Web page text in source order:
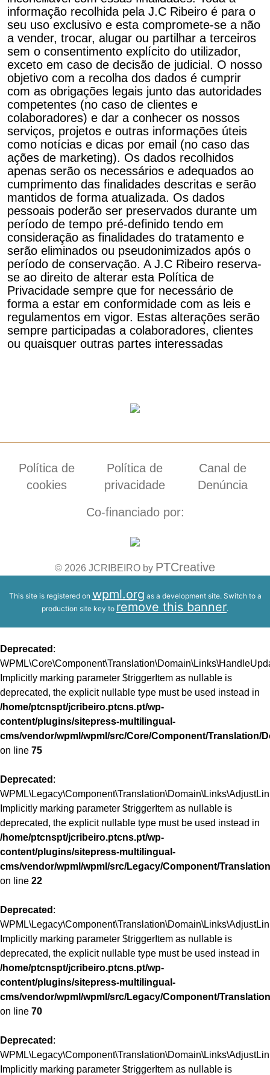
informação recolhida pela J.C Ribeiro é para o
seu uso exclusivo e esta compromete-se a não
a vender, trocar, alugar ou partilhar a terceiros
sem o consentimento explícito do utilizador,
exceto em caso de decisão de judicial. O nosso
objetivo com a recolha dos dados é cumprir
com as obrigações legais junto das autoridades
competentes (no caso de clientes e
colaboradores) e dar a conhecer os nossos
serviços, projetos e outras informações úteis
como notícias e dicas por email (no caso das
ações de marketing). Os dados recolhidos
apenas serão os necessários e adequados ao
cumprimento das finalidades descritas e serão
mantidos de forma atualizada. Os dados
pessoais poderão ser preservados durante um
período de tempo pré-definido tendo em
consideração as finalidades do tratamento e
serão eliminados ou pseudonimizados após o
período de conservação. A J.C Ribeiro reserva-
se ao direito de alterar esta Política de
Privacidade sempre que for necessário de
forma a estar em conformidade com as leis e
regulamentos em vigor. Estas alterações serão
sempre participadas a colaboradores, clientes
ou quaisquer outras partes interessadas
Co-financiado por:
Política de
cookies
Política de
privacidade
Canal de
Denúncia
© 2026 JCRIBEIRO by PTCreative
This site is registered on wpml.org as a development site. Switch to a
production site key to remove this banner.
Deprecated :
Implicitly marking parameter $triggerItem as nullable is
deprecated, the explicit nullable type must be used instead in
/home/ptcnspt/jcribeiro.ptcns.pt/wp-
content/plugins/sitepress-multilingual-
cms/vendor/wpml/wpml/src/Core/Component/Translation/
on line 75
Deprecated :
Implicitly marking parameter $triggerItem as nullable is
deprecated, the explicit nullable type must be used instead in
/home/ptcnspt/jcribeiro.ptcns.pt/wp-
content/plugins/sitepress-multilingual-
cms/vendor/wpml/wpml/src/Legacy/Component/
on line 22
Deprecated :
Implicitly marking parameter $triggerItem as nullable is
deprecated, the explicit nullable type must be used instead in
/home/ptcnspt/jcribeiro.ptcns.pt/wp-
content/plugins/sitepress-multilingual-
cms/vendor/wpml/wpml/src/Legacy/Component/
on line 70
Deprecated :
Implicitly marking parameter $triggerItem as nullable is